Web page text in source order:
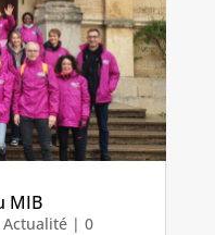
MIB
Actualité| 0